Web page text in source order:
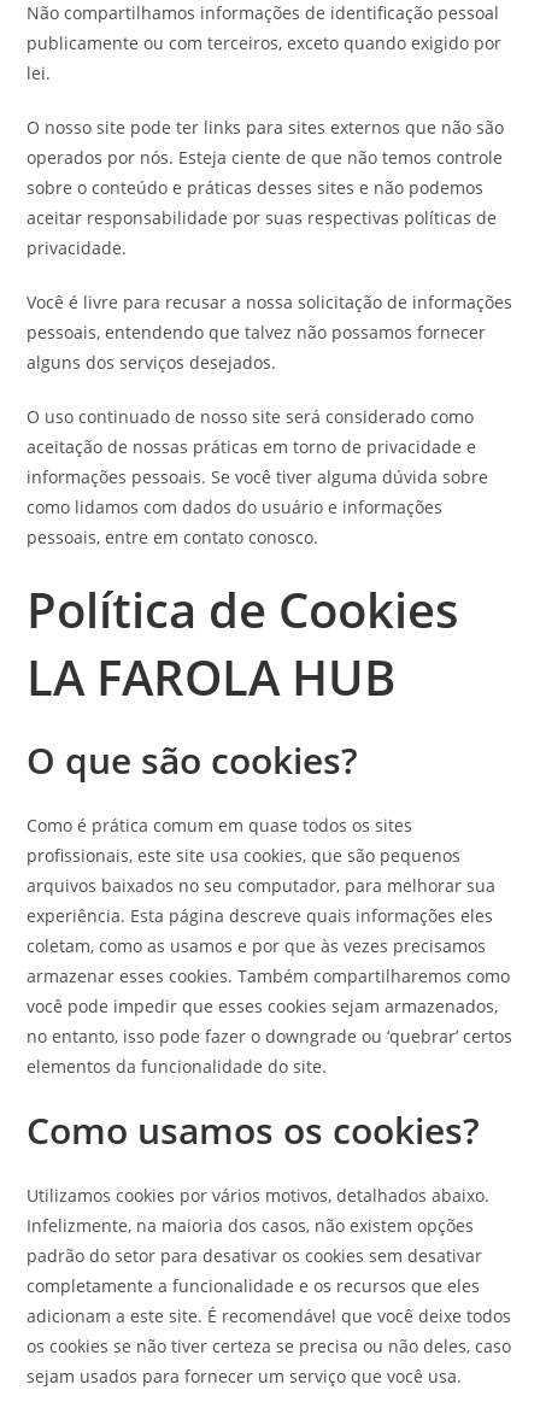
Não compartilhamos informações de identificação pessoal
publicamente ou com terceiros, exceto quando exigido por
lei.
O nosso site pode ter links para sites externos que não são
operados por nós. Esteja ciente de que não temos controle
sobre o conteúdo e práticas desses sites e não podemos
aceitar responsabilidade por suas respectivas políticas de
privacidade.
Você é livre para recusar a nossa solicitação de informações
pessoais, entendendo que talvez não possamos fornecer
alguns dos serviços desejados.
O uso continuado de nosso site será considerado como
aceitação de nossas práticas em torno de privacidade e
informações pessoais. Se você tiver alguma dúvida sobre
como lidamos com dados do usuário e informações
pessoais, entre em contato conosco.
Política de Cookies
LA FAROLA HUB
O que são cookies?
Como é prática comum em quase todos os sites
profissionais, este site usa cookies, que são pequenos
arquivos baixados no seu computador, para melhorar sua
experiência. Esta página descreve quais informações eles
coletam, como as usamos e por que às vezes precisamos
armazenar esses cookies. Também compartilharemos como
você pode impedir que esses cookies sejam armazenados,
no entanto, isso pode fazer o downgrade ou ‘quebrar’ certos
elementos da funcionalidade do site.
Como usamos os cookies?
Utilizamos cookies por vários motivos, detalhados abaixo.
Infelizmente, na maioria dos casos, não existem opções
padrão do setor para desativar os cookies sem desativar
completamente a funcionalidade e os recursos que eles
adicionam a este site. É recomendável que você deixe todos
os cookies se não tiver certeza se precisa ou não deles, caso
sejam usados para fornecer um serviço que você usa.